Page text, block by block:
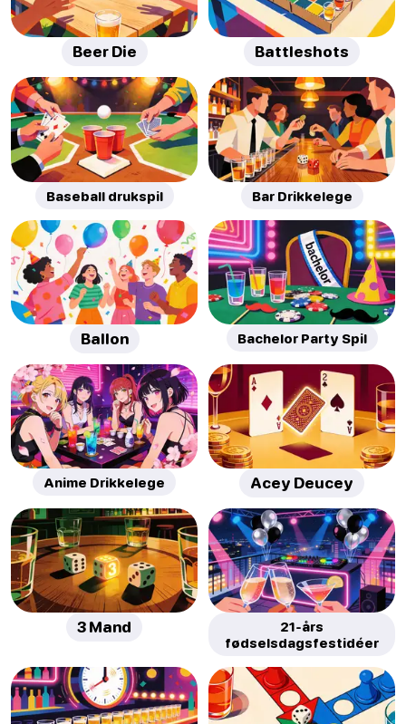
Beer Die Battleshots
Baseball drukspil Bar Drikkelege
Ballon Bachelor Party Spil
Anime Drikkelege Acey Deucey
3 Mand
21-års
fødselsdagsfestidéer